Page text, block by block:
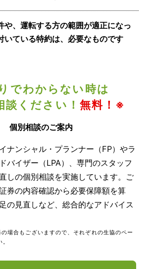
や、運転する方の範囲が適正になっ
いている特約は、必要なものです
でわからない時は
談ください！ 無料！※
個別相談のご案内
ナンシャル・プランナー（FP）やラ
バイザー（LPA）、専門のスタッフ
しの個別相談を実施しています。ご
券の内容確認から必要保障額を算
の見直しなど、総合的なアドバイス
場合もございますので、それぞれの生協のペー